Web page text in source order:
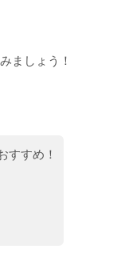
ましょう！
すすめ！